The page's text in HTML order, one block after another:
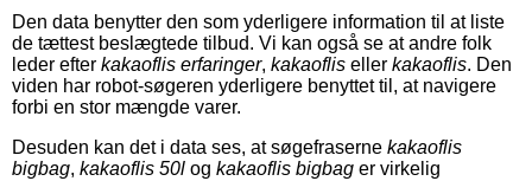
Den data benytter den som yderligere information til at liste
de tættest beslægtede tilbud. Vi kan også se at andre folk
leder efter kakaoflis erfaringer, kakaoflis eller kakaoflis. Den
viden har robot-søgeren yderligere benyttet til, at navigere
forbi en stor mængde varer.
Desuden kan det i data ses, at søgefraserne kakaoflis
bigbag, kakaoflis 50l og kakaoflis bigbag er virkelig